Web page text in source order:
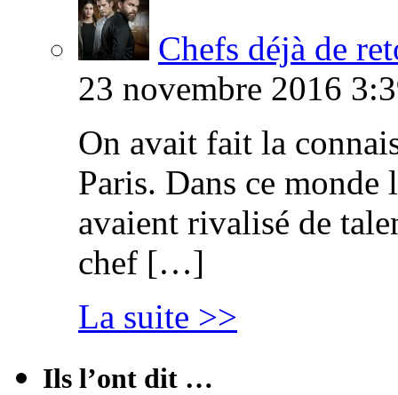
Chefs déjà de
23 novembre 2016
On avait fait la
Paris. Dans ce
avaient rivalisé de
chef […]
La suite >>
Ils l’ont dit …